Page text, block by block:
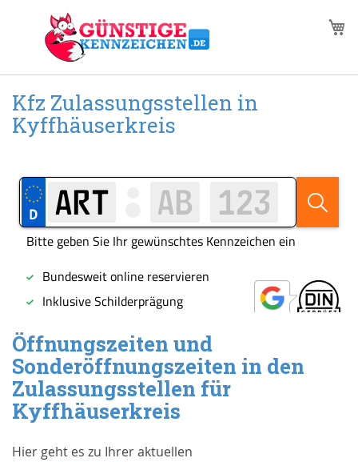
springen
Kfz Zulassungsstellen in
Kyffhäuserkreis
Öffnungszeiten und
Sonderöffnungszeiten in den
Zulassungsstellen für
Kyffhäuserkreis
Hier geht es zu Ihrer aktuellen